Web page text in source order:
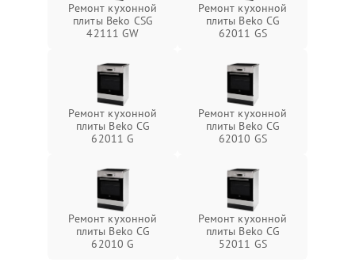
Ремонт кухонной
плиты Beko CSG
42111 GW
Ремонт кухонной
плиты Beko CG
62011 GS
Ремонт кухонной
плиты Beko CG
62011 G
Ремонт кухонной
плиты Beko CG
62010 GS
Ремонт кухонной
плиты Beko CG
62010 G
Ремонт кухонной
плиты Beko CG
52011 GS